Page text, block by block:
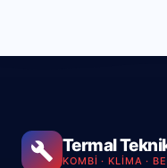
Termal
KOMBI · KLIMA ·